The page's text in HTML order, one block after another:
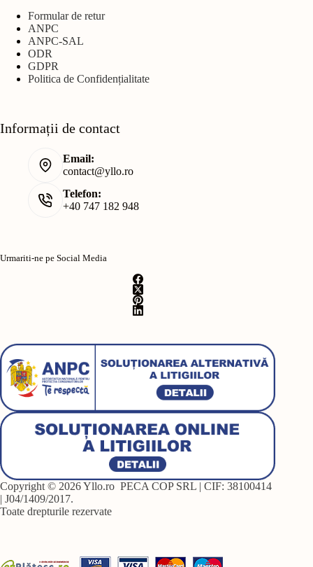
Formular de retur
ANPC
ANPC-SAL
ODR
GDPR
Politica de Confidențialitate
Informații de contact
Email:
contact@yllo.ro
Telefon:
+40 747 182 948
Urmariti-ne pe Social Media
Copyright © 2026 Yllo.ro PECA COP SRL | CIF: 38100414
| J04/1409/2017.
Toate drepturile rezervate